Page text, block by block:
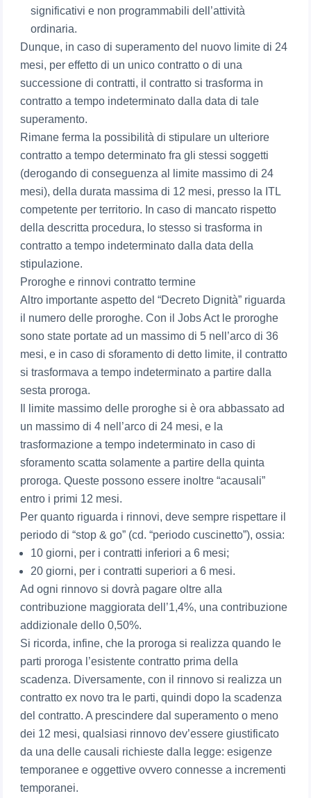
significativi e non programmabili dell’attività
ordinaria.
Dunque, in caso di superamento del nuovo limite di 24
mesi, per effetto di un unico contratto o di una
successione di contratti, il contratto si trasforma in
contratto a tempo indeterminato dalla data di tale
superamento.
Rimane ferma la possibilità di stipulare un ulteriore
contratto a tempo determinato fra gli stessi soggetti
(derogando di conseguenza al limite massimo di 24
mesi), della durata massima di 12 mesi, presso la ITL
competente per territorio. In caso di mancato rispetto
della descritta procedura, lo stesso si trasforma in
contratto a tempo indeterminato dalla data della
stipulazione.
Proroghe e rinnovi contratto termine
Altro importante aspetto del “Decreto Dignità” riguarda
il numero delle proroghe. Con il Jobs Act le proroghe
sono state portate ad un massimo di 5 nell’arco di 36
mesi, e in caso di sforamento di detto limite, il contratto
si trasformava a tempo indeterminato a partire dalla
sesta proroga.
Il limite massimo delle proroghe si è ora abbassato ad
un massimo di 4 nell’arco di 24 mesi, e la
trasformazione a tempo indeterminato in caso di
sforamento scatta solamente a partire della quinta
proroga. Queste possono essere inoltre “acausali”
entro i primi 12 mesi.
Per quanto riguarda i rinnovi, deve sempre rispettare il
periodo di “stop & go” (cd. “periodo cuscinetto”), ossia:
10 giorni, per i contratti inferiori a 6 mesi;
20 giorni, per i contratti superiori a 6 mesi.
Ad ogni rinnovo si dovrà pagare oltre alla
contribuzione maggiorata dell’1,4%, una contribuzione
addizionale dello 0,50%.
Si ricorda, infine, che la proroga si realizza quando le
parti proroga l’esistente contratto prima della
scadenza. Diversamente, con il rinnovo si realizza un
contratto ex novo tra le parti, quindi dopo la scadenza
del contratto. A prescindere dal superamento o meno
dei 12 mesi, qualsiasi rinnovo dev’essere giustificato
da una delle causali richieste dalla legge: esigenze
temporanee e oggettive ovvero connesse a incrementi
temporanei.